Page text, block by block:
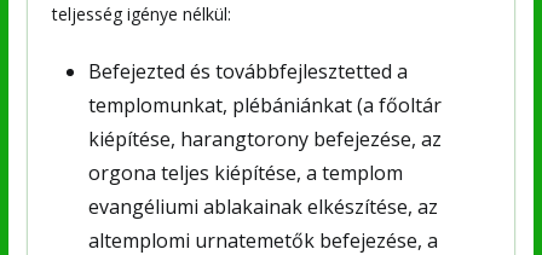
teljesség igénye nélkül:
Befejezted és továbbfejlesztetted a
templomunkat, plébániánkat (a főoltár
kiépítése, harangtorony befejezése, az
orgona teljes kiépítése, a templom
evangéliumi ablakainak elkészítése, az
altemplomi urnatemetők befejezése, a